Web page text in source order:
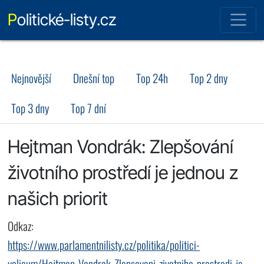
Politické-listy.cz
Nejnovější Dnešní top Top 24h
Top 2 dny
Top 3 dny
Top 7 dní
Hejtman Vondrák: Zlepšování
životního prostředí je jednou z
našich priorit
Odkaz:
https://www.parlamentnilisty.cz/politika/politici-